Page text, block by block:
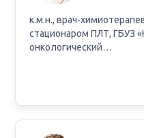
к.м.н., врач-
стационаром ПЛТ, ГБУЗ
онкологический…